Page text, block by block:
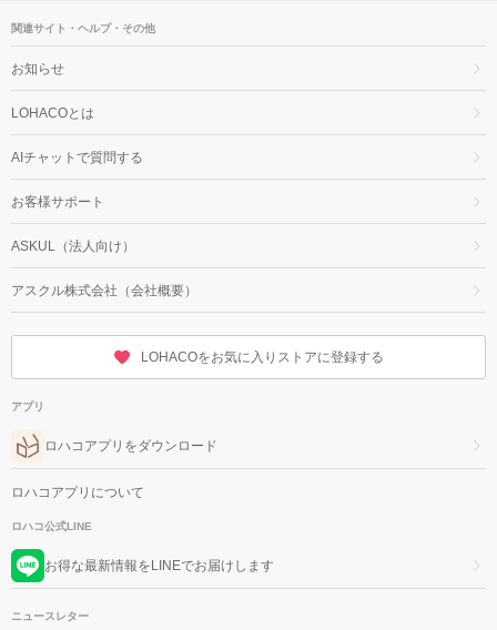
関連サイト・ヘルプ・その他
お知らせ
LOHACOとは
AIチャットで質問する
お客様サポート
ASKUL（法人向け）
アスクル株式会社（会社概要）
LOHACOをお気に入りストアに登録する
アプリ
ロハコアプリをダウンロード
ロハコアプリについて
ロハコ公式LINE
お得な最新情報をLINEでお届けします
ニュースレター